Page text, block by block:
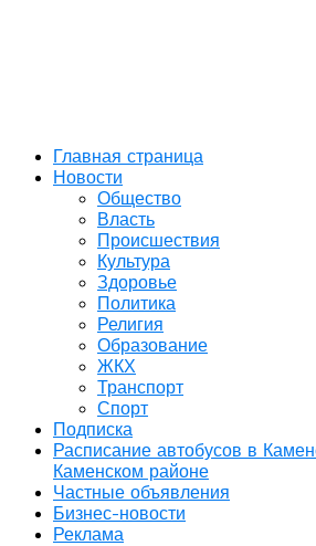
Главная страница
Новости
Общество
Власть
Происшествия
Культура
Здоровье
Политика
Религия
Образование
ЖКХ
Транспорт
Спорт
Подписка
Расписание автобусов в
Каменском районе
Частные объявления
Бизнес-новости
Реклама